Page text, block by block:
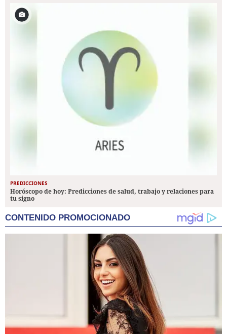
PREDICCIONES
Horóscopo de hoy: Predicciones de salud, trabajo y relaciones para
tu signo
CONTENIDO PROMOCIONADO